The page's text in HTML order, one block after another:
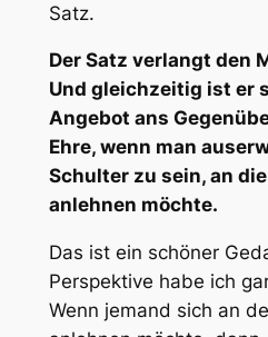
Satz.
Der Satz verlangt den
Und gleichzeitig ist er
Angebot ans
Ehre, wenn man
Schulter zu sein, an
anlehnen möchte.
Das ist ein schöner
Perspektive habe ich
Wenn jemand sich an